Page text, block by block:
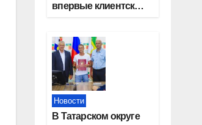
впервые клиентские
группы компаний
«СОЮЗ»
Новости
В Татарском округе